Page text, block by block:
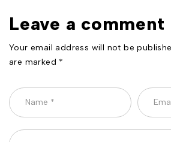
Leave a comment
Your email address will not be
are marked *